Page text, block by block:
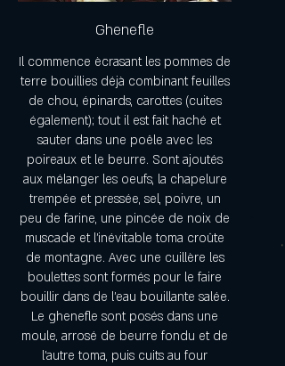
Ghenefle
Il commence ècrasant les pommes de
terre bouillies déjà combinant feuilles
de chou, épinards, carottes (cuites
également); tout il est fait haché et
sauter dans une poêle avec les
poireaux et le beurre. Sont ajoutés
aux mélanger les oeufs, la chapelure
trempée et pressée, sel, poivre, un
peu de farine, une pincée de noix de
muscade et l'inévitable toma croûte
de montagne. Avec une cuillère les
boulettes sont formés pour le faire
bouillir dans de l'eau bouillante salée.
Le ghenefle sont posés dans une
moule, arrosé de beurre fondu et de
l'autre toma, puis cuits au four